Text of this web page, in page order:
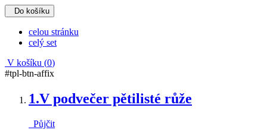
Do košíku
celou stránku
celý set
V košíku (0)
#tpl-btn-affix
1.V podvečer pětilisté růže
Půjčit